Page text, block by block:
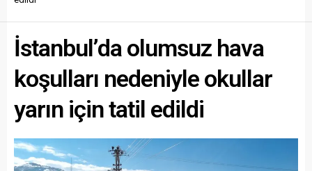
İstanbul’da olumsuz hava
koşulları nedeniyle okullar
yarın için tatil edildi